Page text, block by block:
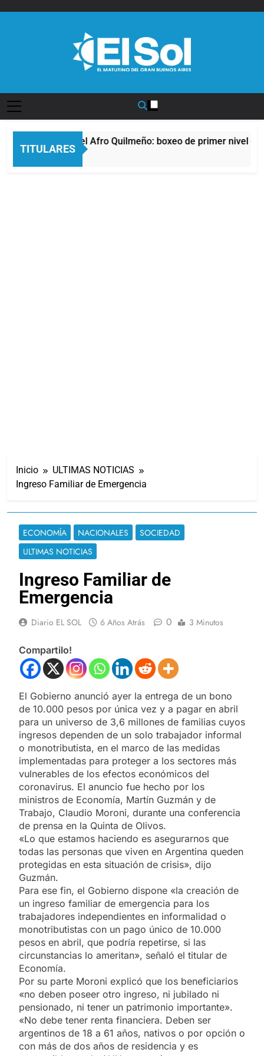
TITULARES
La noche del Afro Quilmeño: boxeo de primer nivel en
10 Horas Atrás
Inicio
ULTIMAS NOTICIAS
Ingreso Familiar de Emergencia
ECONOMÍA NACIONALES
SOCIEDAD
ULTIMAS NOTICIAS
Ingreso Familiar de
Emergencia
Diario EL SOL 6 Años Atrás 0 3 Minutos
Compartilo!
El Gobierno anunció ayer la entrega de un bono
de 10.000 pesos por única vez y a pagar en abril
para un universo de 3,6 millones de familias cuyos
ingresos dependen de un solo trabajador informal
o monotributista, en el marco de las medidas
implementadas para proteger a los sectores más
vulnerables de los efectos económicos del
coronavirus. El anuncio fue hecho por los
ministros de Economía, Martín Guzmán y de
Trabajo, Claudio Moroni, durante una conferencia
de prensa en la Quinta de Olivos.
«Lo que estamos haciendo es asegurarnos que
todas las personas que viven en Argentina queden
protegidas en esta situación de crisis», dijo
Guzmán.
Para ese fin, el Gobierno dispone «la creación de
un ingreso familiar de emergencia para los
trabajadores independientes en informalidad o
monotributistas con un pago único de 10.000
pesos en abril, que podría repetirse, si las
circunstancias lo ameritan», señaló el titular de
Economía.
Por su parte Moroni explicó que los beneficiarios
«no deben poseer otro ingreso, ni jubilado ni
pensionado, ni tener un patrimonio importante».
«No debe tener renta financiera. Deben ser
argentinos de 18 a 61 años, nativos o por opción o
con más de dos años de residencia y es